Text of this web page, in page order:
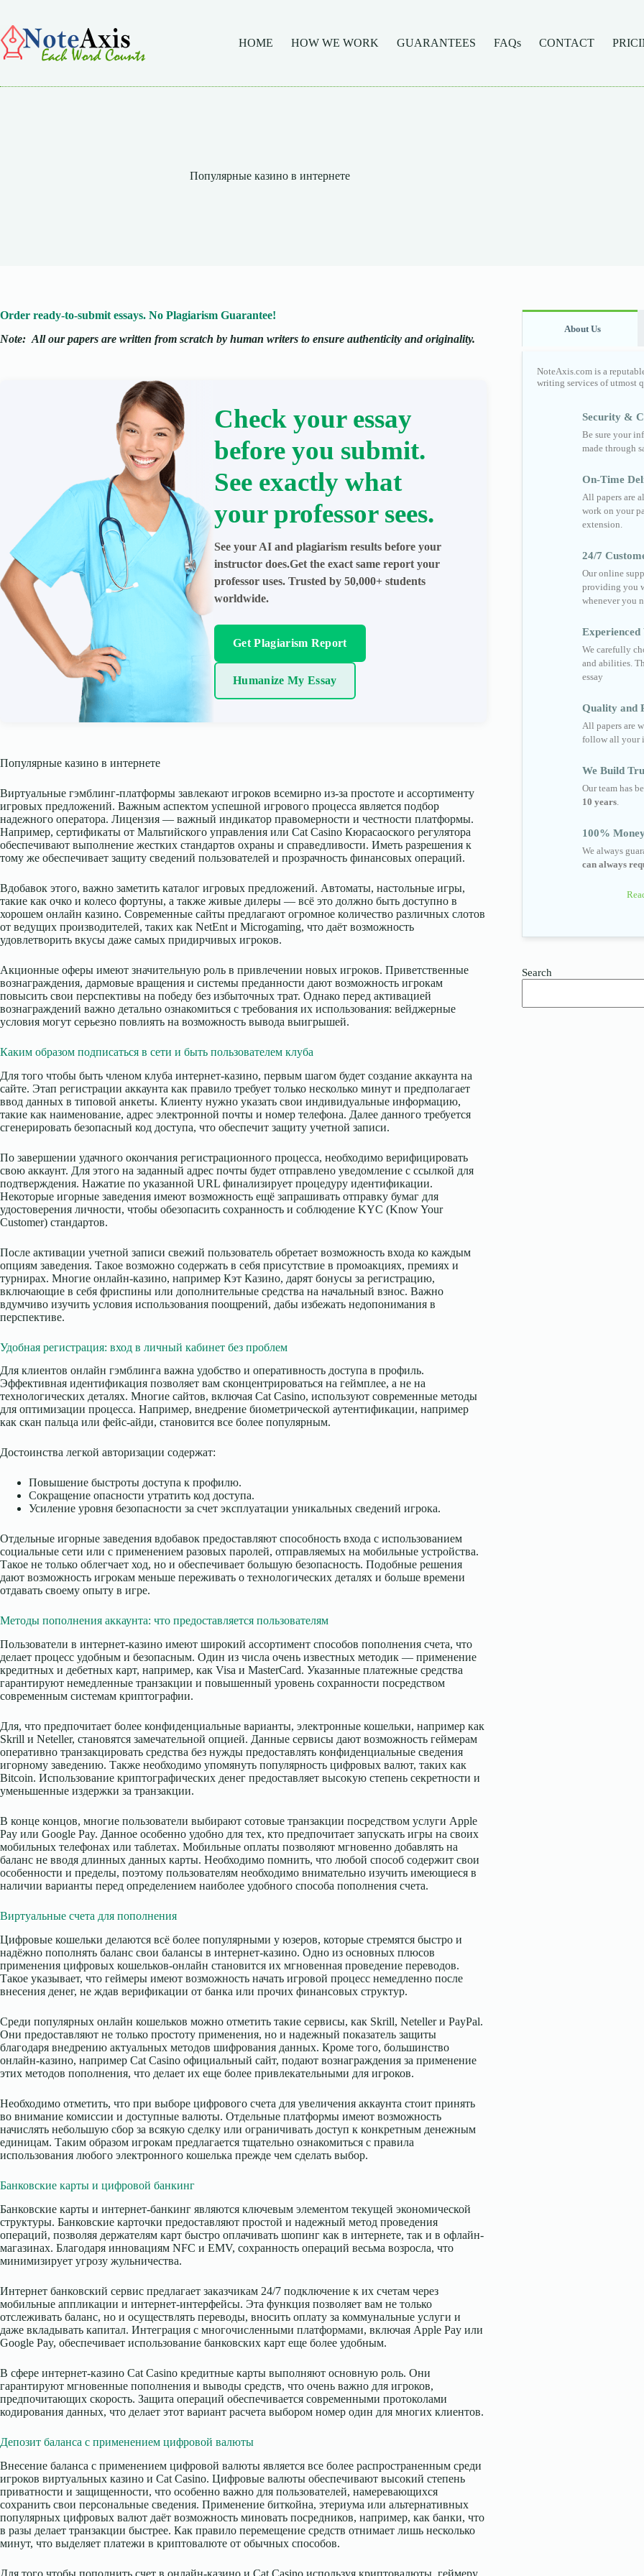
content
HOME
HOW WE WORK GUARANTEES FAQs CONTACT
Популярные казино в интернете
Order ready-to-submit essays. No Plagiarism Guarantee!
Note: All our papers are written from scratch by human writers to ensure authenticity and originality.
Check your essay
before you submit.
See exactly what
your professor sees.
See your AI and plagiarism results before your
instructor does.Get the exact same report your
professor uses. Trusted by 50,000+ students
worldwide.
Get Plagiarism Report
Humanize My Essay
Популярные казино в интернете
Виртуальные гэмблинг-платформы завлекают игроков всемирно из-за простоте и ассортименту
игровых предложений. Важным аспектом успешной игрового процесса является подбор
надежного оператора. Лицензия — важный индикатор правомерности и честности платформы.
Например, сертификаты от Мальтийского управления или Cat Casino Кюрасаоского регулятора
обеспечивают выполнение жестких стандартов охраны и справедливости. Иметь разрешения к
тому же обеспечивает защиту сведений пользователей и прозрачность финансовых операций.
Вдобавок этого, важно заметить каталог игровых предложений. Автоматы, настольные игры,
такие как очко и колесо фортуны, а также живые дилеры — всё это должно быть доступно в
хорошем онлайн казино. Современные сайты предлагают огромное количество различных слотов
от ведущих производителей, таких как NetEnt и Microgaming, что даёт возможность
удовлетворить вкусы даже самых придирчивых игроков.
Акционные оферы имеют значительную роль в привлечении новых игроков. Приветственные
вознаграждения, дармовые вращения и системы преданности дают возможность игрокам
повысить свои перспективы на победу без избыточных трат. Однако перед активацией
вознаграждений важно детально ознакомиться с требования их использования: вейджерные
условия могут серьезно повлиять на возможность вывода выигрышей.
Каким образом подписаться в сети и быть пользователем клуба
Для того чтобы быть членом клуба интернет-казино, первым шагом будет создание аккаунта на
сайте. Этап регистрации аккаунта как правило требует только несколько минут и предполагает
ввод данных в типовой анкеты. Клиенту нужно указать свои индивидуальные информацию,
такие как наименование, адрес электронной почты и номер телефона. Далее данного требуется
сгенерировать безопасный код доступа, что обеспечит защиту учетной записи.
По завершении удачного окончания регистрационного процесса, необходимо верифицировать
свою аккаунт. Для этого на заданный адрес почты будет отправлено уведомление с ссылкой для
подтверждения. Нажатие по указанной URL финализирует процедуру идентификации.
Некоторые игорные заведения имеют возможность ещё запрашивать отправку бумаг для
удостоверения личности, чтобы обезопасить сохранность и соблюдение KYC (Know Your
Customer) стандартов.
После активации учетной записи свежий пользователь обретает возможность входа ко каждым
опциям заведения. Такое возможно содержать в себя присутствие в промоакциях, премиях и
турнирах. Многие онлайн-казино, например Кэт Казино, дарят бонусы за регистрацию,
включающие в себя фриспины или дополнительные средства на начальный взнос. Важно
вдумчиво изучить условия использования поощрений, дабы избежать недопонимания в
перспективе.
Удобная регистрация: вход в личный кабинет без проблем
Для клиентов онлайн гэмблинга важна удобство и оперативность доступа в профиль.
Эффективная идентификация позволяет вам сконцентрироваться на геймплее, а не на
технологических деталях. Многие сайтов, включая Cat Casino, используют современные методы
для оптимизации процесса. Например, внедрение биометрической аутентификации, например
как скан пальца или фейс-айди, становится все более популярным.
Достоинства легкой авторизации содержат:
Повышение быстроты доступа к профилю.
Сокращение опасности утратить код доступа.
Усиление уровня безопасности за счет эксплуатации уникальных сведений игрока.
Отдельные игорные заведения вдобавок предоставляют способность входа с использованием
социальные сети или с применением разовых паролей, отправляемых на мобильные устройства.
Такое не только облегчает ход, но и обеспечивает большую безопасность. Подобные решения
дают возможность игрокам меньше переживать о технологических деталях и больше времени
отдавать своему опыту в игре.
Методы пополнения аккаунта: что предоставляется пользователям
Пользователи в интернет-казино имеют широкий ассортимент способов пополнения счета, что
делает процесс удобным и безопасным. Один из числа очень известных методик — применение
кредитных и дебетных карт, например, как Visa и MasterCard. Указанные платежные средства
гарантируют немедленные транзакции и повышенный уровень сохранности посредством
современным системам криптографии.
Для, что предпочитает более конфиденциальные варианты, электронные кошельки, например как
Skrill и Neteller, становятся замечательной опцией. Данные сервисы дают возможность геймерам
оперативно транзакцировать средства без нужды предоставлять конфиденциальные сведения
игорному заведению. Также необходимо упомянуть популярность цифровых валют, таких как
Bitcoin. Использование криптографических денег предоставляет высокую степень секретности и
уменьшенные издержки за транзакции.
В конце концов, многие пользователи выбирают сотовые транзакции посредством услуги Apple
Pay или Google Pay. Данное особенно удобно для тех, кто предпочитает запускать игры на своих
мобильных телефонах или таблетах. Мобильные оплаты позволяют мгновенно добавлять на
баланс не вводя длинных данных карты. Необходимо помнить, что любой способ содержит свои
особенности и пределы, поэтому пользователям необходимо внимательно изучить имеющиеся в
наличии варианты перед определением наиболее удобного способа пополнения счета.
Виртуальные счета для пополнения
Цифровые кошельки делаются всё более популярными у юзеров, которые стремятся быстро и
надёжно пополнять баланс свои балансы в интернет-казино. Одно из основных плюсов
применения цифровых кошельков-онлайн становится их мгновенная проведение переводов.
Такое указывает, что геймеры имеют возможность начать игровой процесс немедленно после
внесения денег, не ждав верификации от банка или прочих финансовых структур.
Среди популярных онлайн кошельков можно отметить такие сервисы, как Skrill, Neteller и PayPal.
Они предоставляют не только простоту применения, но и надежный показатель защиты
благодаря внедрению актуальных методов шифрования данных. Кроме того, большинство
онлайн-казино, например Cat Casino официальный сайт, подают вознаграждения за применение
этих методов пополнения, что делает их еще более привлекательными для игроков.
Необходимо отметить, что при выборе цифрового счета для увеличения аккаунта стоит принять
во внимание комиссии и доступные валюты. Отдельные платформы имеют возможность
начислять небольшую сбор за всякую сделку или ограничивать доступ к конкретным денежным
единицам. Таким образом игрокам предлагается тщательно ознакомиться с правила
использования любого электронного кошелька прежде чем сделать выбор.
Банковские карты и цифровой банкинг
Банковские карты и интернет-банкинг являются ключевым элементом текущей экономической
структуры. Банковские карточки предоставляют простой и надежный метод проведения
операций, позволяя держателям карт быстро оплачивать шопинг как в интернете, так и в офлайн-
магазинах. Благодаря инновациям NFC и EMV, сохранность операций весьма возросла, что
минимизирует угрозу жульничества.
Интернет банковский сервис предлагает заказчикам 24/7 подключение к их счетам через
мобильные аппликации и интернет-интерфейсы. Эта функция позволяет вам не только
отслеживать баланс, но и осуществлять переводы, вносить оплату за коммунальные услуги и
даже вкладывать капитал. Интеграция с многочисленными платформами, включая Apple Pay или
Google Pay, обеспечивает использование банковских карт еще более удобным.
В сфере интернет-казино Cat Casino кредитные карты выполняют основную роль. Они
гарантируют мгновенные пополнения и выводы средств, что очень важно для игроков,
предпочитающих скорость. Защита операций обеспечивается современными протоколами
кодирования данных, что делает этот вариант расчета выбором номер один для многих клиентов.
Депозит баланса с применением цифровой валюты
Внесение баланса с применением цифровой валюты является все более распространенным среди
игроков виртуальных казино и Cat Casino. Цифровые валюты обеспечивают высокий степень
приватности и защищенности, что особенно важно для пользователей, намеревающихся
сохранить свои персональные сведения. Применение биткойна, этериума или альтернативных
популярных цифровых валют даёт возможность миновать посредников, например, как банки, что
в разы делает транзакции быстрее. Как правило перемещение средств отнимает лишь несколько
минут, что выделяет платежи в криптовалюте от обычных способов.
Для того чтобы пополнить счет в онлайн-казино и Cat Casino используя криптовалюты, геймеру
About Us
NoteAxis.com is a
writing services of utmost
Security &
Be sure your
made through
On-Time
All papers are
work on your
extension.
24/7
Our online
providing you
whenever you
We carefully
and abilities.
essay
Quality and
All papers are
follow all your
We Build
Our team has
10 years.
100%
We always
can always
Search